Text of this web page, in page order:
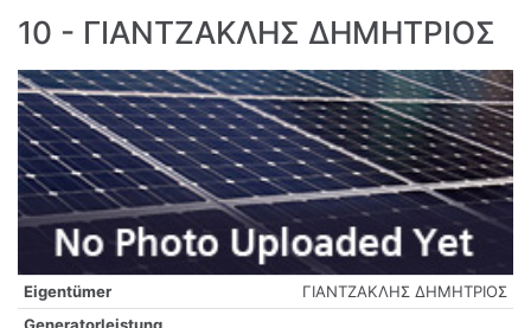
10 - ΓΙΑΝΤΖΑΚΛΗΣ ΔΗΜΗΤΡΙΟΣ
Eigentümer
ΓΙΑΝΤΖΑΚΛΗΣ ΔΗΜΗΤΡΙΟΣ
Generatorleistung